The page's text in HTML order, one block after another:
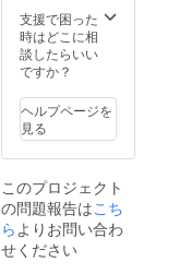
込み価
格です
※画像は
サンプ
す
支援で困った
時はどこに相
談したらいい
ですか？
ヘルプページを
見る
このプロジェクト
の問題報告はこち
らよりお問い合わ
せください